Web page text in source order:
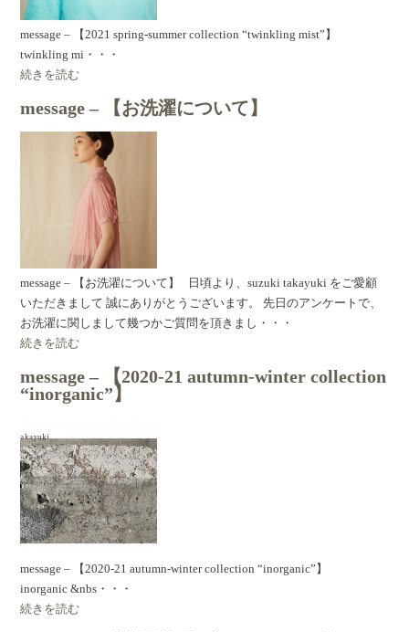
message – 【2021 spring-summer collection “twinkling mist”】
twinkling mi・・・
続きを読む
message – 【お洗濯について】
message – 【お洗濯について】 日頃より、suzuki takayuki をご愛顧
いただきまして 誠にありがとうございます。 先日のアンケートで、
お洗濯に関しまして幾つかご質問を頂きまし・・・
続きを読む
message – 【2020-21 autumn-winter collection
“inorganic”】
message – 【2020-21 autumn-winter collection “inorganic”】
inorganic &nbs・・・
続きを読む